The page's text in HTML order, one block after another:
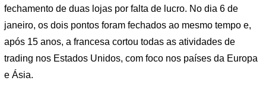
fechamento de duas lojas por falta de lucro. No dia 6 de
janeiro, os dois pontos foram fechados ao mesmo tempo e,
após 15 anos, a francesa cortou todas as atividades de
trading nos Estados Unidos, com foco nos países da Europa
e Ásia.